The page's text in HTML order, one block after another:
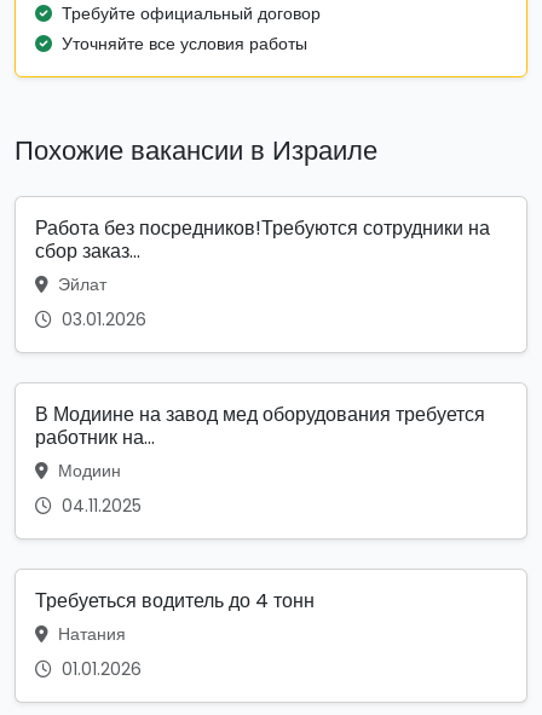
Требуйте официальный договор
Уточняйте все условия работы
Похожие вакансии в Израиле
Работа без посредников!Требуются сотрудники на
сбор заказ...
Эйлат
03.01.2026
В Модиине на завод мед оборудования требуется
работник на...
Модиин
04.11.2025
Требуеться водитель до 4 тонн
Натания
01.01.2026